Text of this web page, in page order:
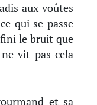
aux voûtes
qui se passe
le bruit que
vit pas cela
et sa